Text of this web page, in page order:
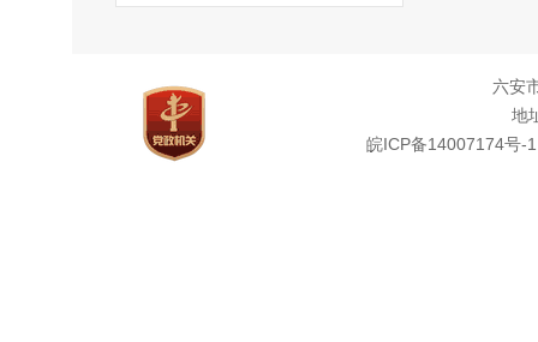
六安
地
皖ICP备14007174号-1